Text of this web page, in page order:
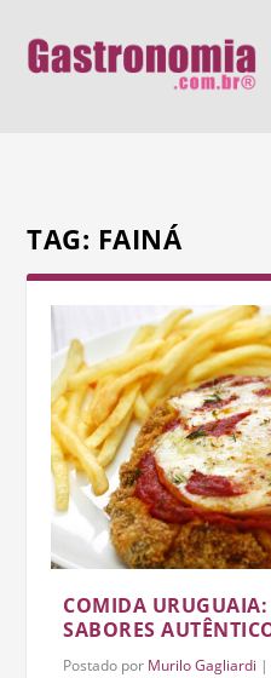
TAG: FAINÁ
COMIDA URUGUAIA:
SABORES
Postado por Murilo Gagliardi